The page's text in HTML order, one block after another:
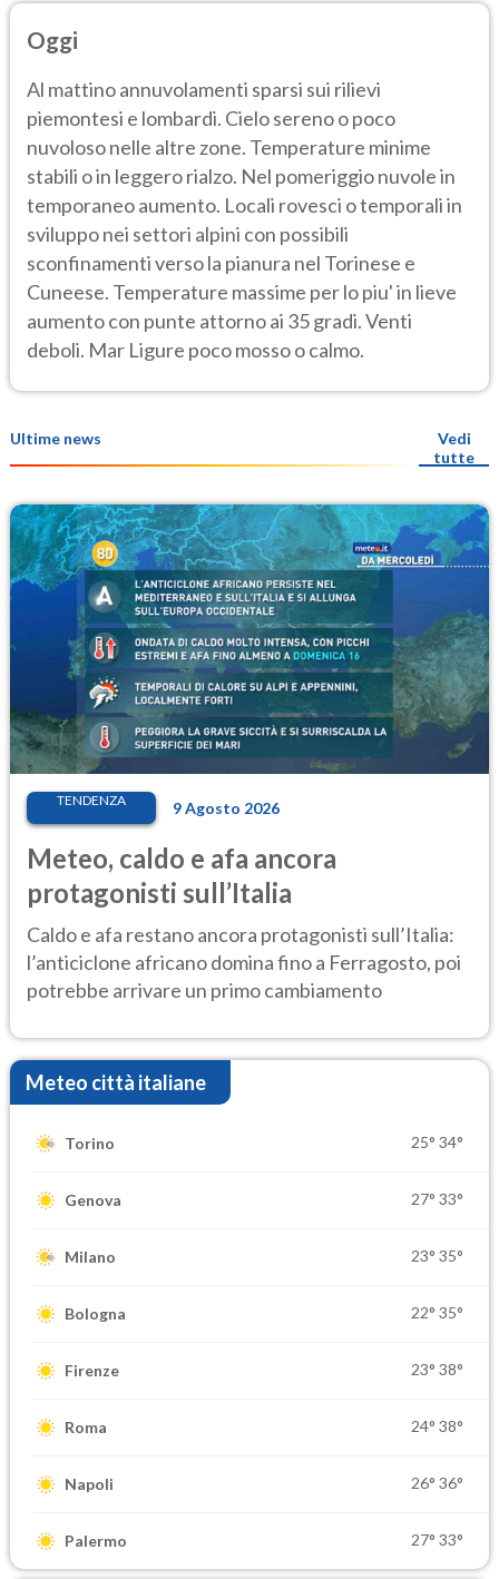
Oggi
Al mattino annuvolamenti sparsi sui rilievi
piemontesi e lombardi. Cielo sereno o poco
nuvoloso nelle altre zone. Temperature minime
stabili o in leggero rialzo. Nel pomeriggio nuvole in
temporaneo aumento. Locali rovesci o temporali in
sviluppo nei settori alpini con possibili
sconfinamenti verso la pianura nel Torinese e
Cuneese. Temperature massime per lo piu' in lieve
aumento con punte attorno ai 35 gradi. Venti
deboli. Mar Ligure poco mosso o calmo.
Ultime news
Vedi
tutte
TENDENZA 9 Agosto 2026
Meteo, caldo e afa ancora
protagonisti sull’Italia
Caldo e afa restano ancora protagonisti sull’Italia:
l’anticiclone africano domina fino a Ferragosto, poi
potrebbe arrivare un primo cambiamento
Meteo città italiane
Torino 25° 34°
Genova 27° 33°
Milano 23° 35°
Bologna 22° 35°
Firenze 23° 38°
Roma 24° 38°
Napoli 26° 36°
Palermo 27° 33°